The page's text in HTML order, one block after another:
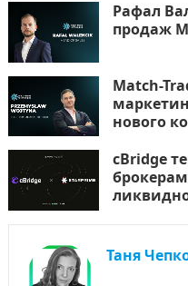
Рафал
продаж
Match-
нового
cBridge
Таня